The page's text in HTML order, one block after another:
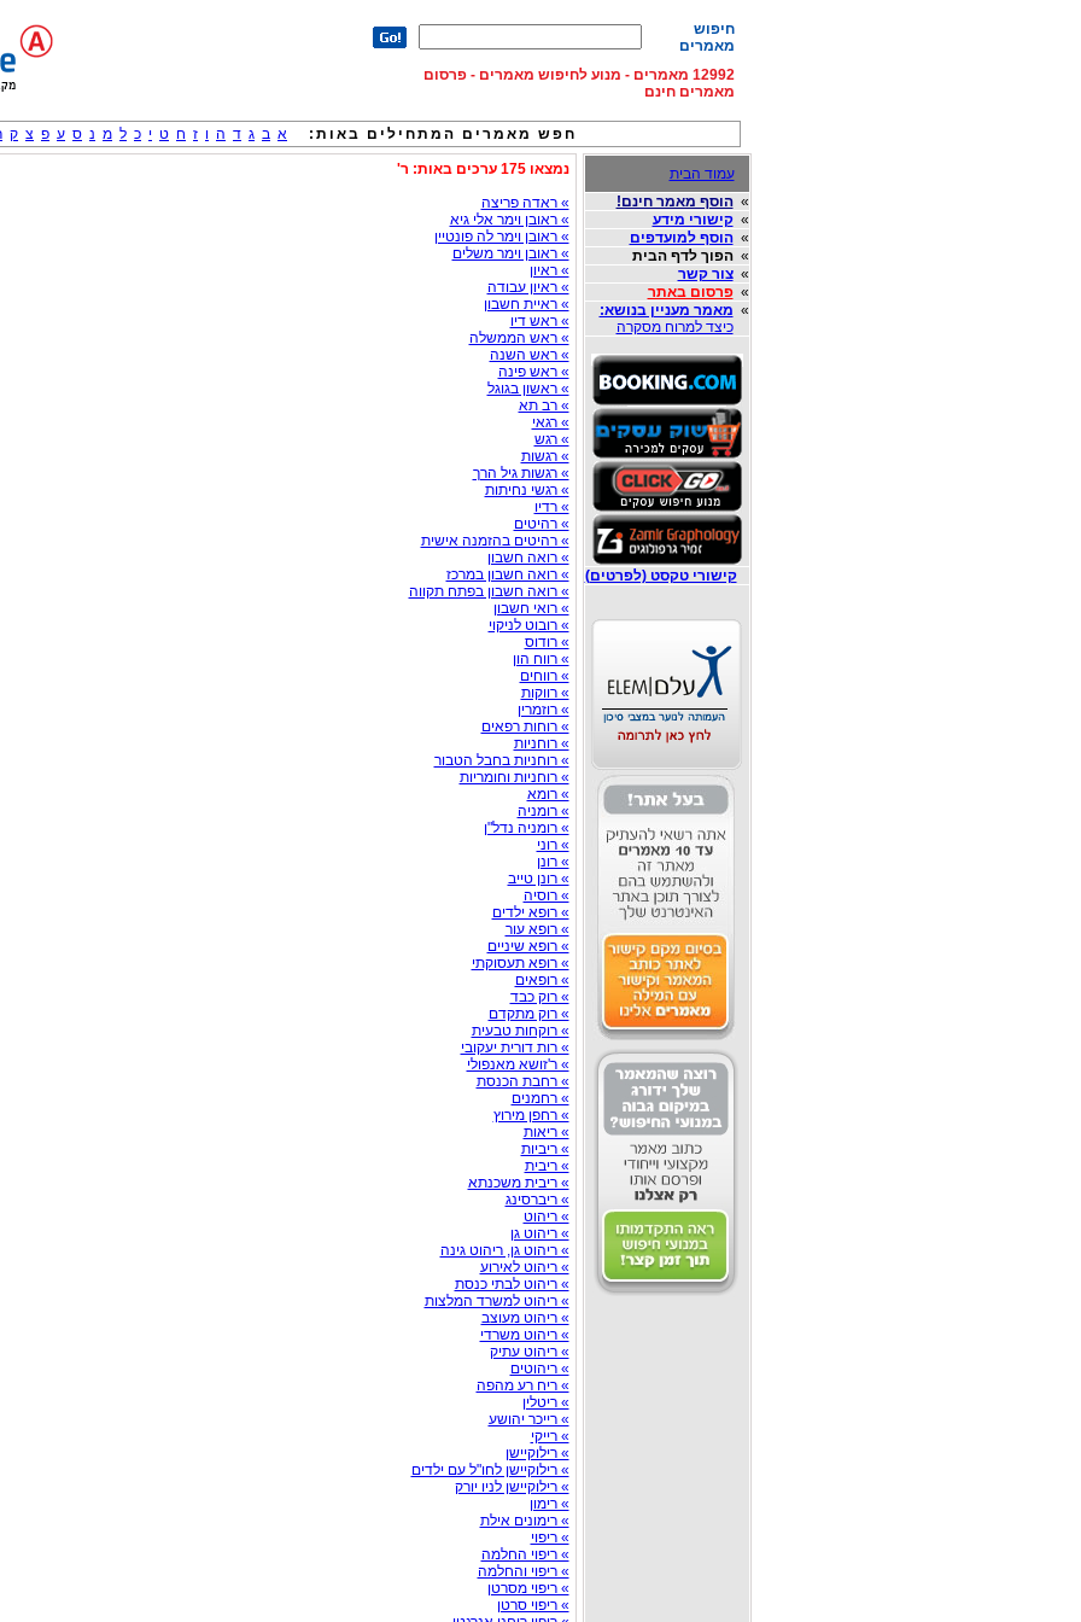
חיפוש
מאמרים
12992 מאמרים - מנוע לחיפוש מאמרים - פרסום
מאמרים חינם
חפש מאמרים המתחילים באות: א ב ג ד ה ו ז ח ט י כ ל מ נ ס ע פ צ ק
עמוד הבית
»הוסף מאמר חינם!
»קישורי מידע
»הוסף למועדפים
»הפוך לדף הבית
»צור קשר
»פרסום באתר
» מאמר מעניין בנושא:
כיצד למרוח מסקרה
קישורי טקסט (לפרטים)
נמצאו 175 ערכים באות: ר'
» ראדה פריצה
» ראובן וימר אלי גיא
» ראובן וימר לה פונטיין
» ראובן וימר משלים
» ראיון
» ראיון עבודה
» ראיית חשבון
» ראש דיו
» ראש הממשלה
» ראש השנה
» ראש פינה
» ראשון בגוגל
» רב תא
» רגאי
» רגש
» רגשות
» רגשות גיל הרך
» רגשי נחיתות
» רדיו
» רהיטים
» רהיטים בהזמנה אישית
» רואה חשבון
» רואה חשבון במרכז
» רואה חשבון בפתח תקווה
» רואי חשבון
» רובוט לניקוי
» רודוס
» רווח הון
» רווחים
» רווקות
» רוזמרין
» רוחות רפאים
» רוחניות
» רוחניות בחבל הטבור
» רוחניות וחומריות
» רומא
» רומניה
» רומניה נדל"ן
» רוני
» רונן
» רונן טייב
» רוסיה
» רופא ילדים
» רופא עור
» רופא שיניים
» רופא תעסוקתי
» רופאים
» רוק כבד
» רוק מתקדם
» רוקחות טבעית
» רות דורית יעקובי
» ר'זושא מאנפולי
» רחבת הכנסת
» רחמנים
» רחפן מירוץ
» ריאות
» ריביות
» ריבית
» ריבית משכנתא
» ריברסינג
» ריהוט
» ריהוט גן
» ריהוט גן, ריהוט גינה
» ריהוט לאירוע
» ריהוט לבתי כנסת
» ריהוט למשרד המלצות
» ריהוט מעוצב
» ריהוט משרדי
» ריהוט עתיק
» ריהוטים
» ריח רע מהפה
» ריטלין
» רייכר יהושע
» רייקי
» רילוקיישן
» רילוקיישן לחו"ל עם ילדים
» רילוקיישן לניו יורק
» רימון
» רימונים אילת
» ריפוי
» ריפוי החלמה
» ריפוי והחלמה
» ריפוי מסרטן
» ריפוי סרטן